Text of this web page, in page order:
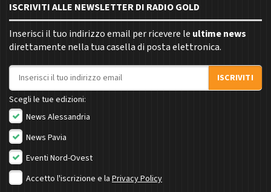
ISCRIVITI ALLE NEWSLETTER DI RADIO GOLD
Inserisci il tuo indirizzo email per ricevere le ultime news
direttamente nella tua casella di posta elettronica.
Indirizzo email
ISCRIVITI
Scegli le tue edizioni:
News Alessandria
News Pavia
Eventi Nord-Ovest
Accetto l'iscrizione e la Privacy Policy